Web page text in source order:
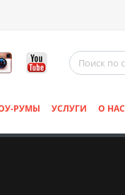
РУМЫ УСЛУГИ О НАС